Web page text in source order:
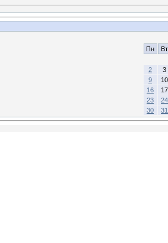
Пн Вт
2
3
9
10
16
17
23
24
30
31